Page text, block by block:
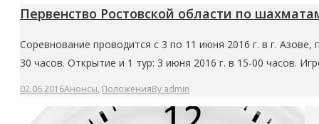
Первенство Ростовской области по
Соревнование проводится с 3 по 11 июня 2016 г. в г.
30 часов. Открытие и 1 тур: 3 июня 2016 г. в 15-00 часов.
02.06.2016Анонсы, ПоложенияBy admin